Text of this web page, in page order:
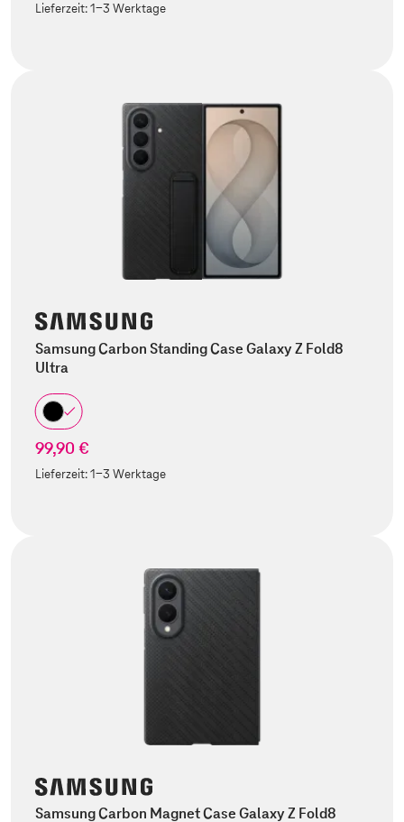
Lieferzeit:1-3 Werktage
Samsung Carbon Standing Case Galaxy Z Fold8
Ultra
99,90 €
Lieferzeit:1-3 Werktage
Samsung Carbon Magnet Case Galaxy Z Fold8